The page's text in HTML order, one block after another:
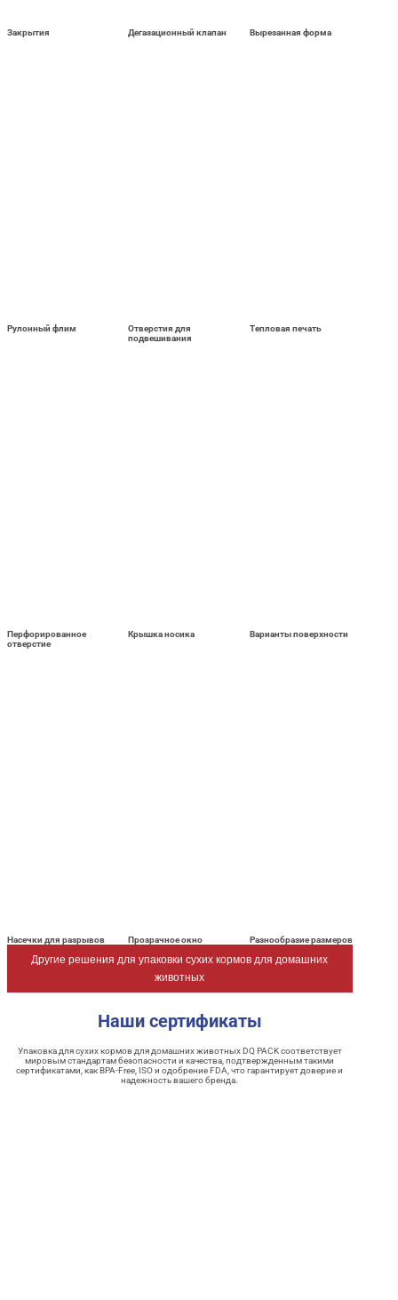
Закрытия Дегазационный клапан Вырезанная форма
Рулонный флим
Отверстия для
подвешивания
Тепловая печать
Перфорированное
отверстие
Крышка носика Варианты поверхности
Насечки для разрывов Прозрачное окно Разнообразие размеров
Другие решения для упаковки сухих кормов для домашних
животных
Наши сертификаты
Упаковка для сухих кормов для домашних животных DQ PACK соответствует
мировым стандартам безопасности и качества, подтвержденным такими
сертификатами, как BPA-Free, ISO и одобрение FDA, что гарантирует доверие и
надежность вашего бренда.